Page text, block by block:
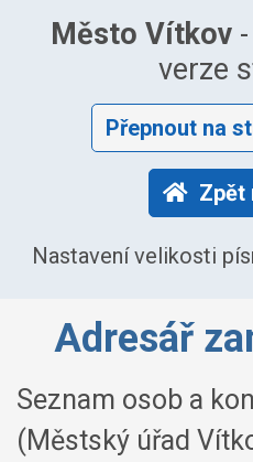
Město Vítkov
verze
Přepnout na
Zpět
Nastavení velikosti
Adresář
Seznam osob a
(Městský úřad